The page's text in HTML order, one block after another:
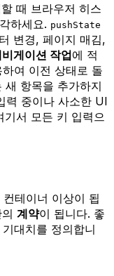
때 브라우저 히스
하세요. pushState
변경, 페이지 매김,
게이션 작업에 적
여 이전 상태로 돌
새 항목을 추가하지
력 중이나 사소한 UI
서 모든 키 입력으
테이너 이상이 됩
계약이 됩니다. 좋
대치를 정의합니